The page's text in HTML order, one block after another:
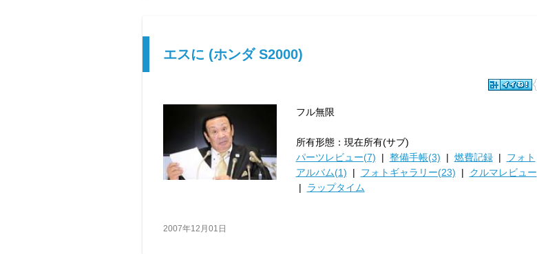
エスに (ホンダ S2000)
フル無限
所有形態：現在所有(サブ)
パーツレビュー(7) | 整備手帳(3) | 燃費記録| フォト
アルバム(1) | フォトギャラリー(23) | クルマレビュー
| ラップタイム
2007年12月01日